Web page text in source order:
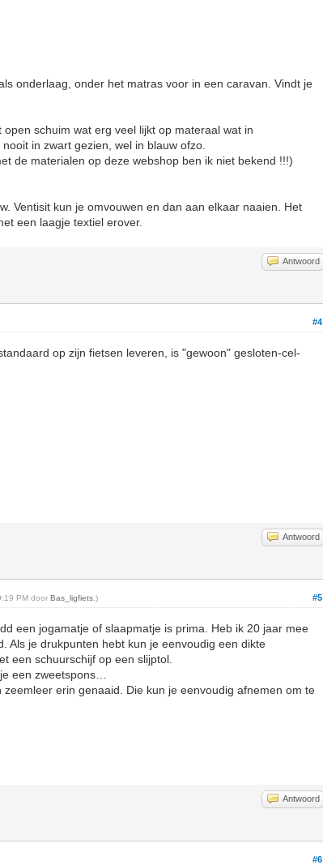
onderlaag, onder het matras voor in een caravan. Vindt je
schuim wat erg veel lijkt op materaal wat in
in zwart gezien, wel in blauw ofzo.
de materialen op deze webshop ben ik niet bekend !!!)
Ventisit kun je omvouwen en dan aan elkaar naaien. Het
een laagje textiel erover.
Antwoord
#4
op zijn fietsen leveren, is "gewoon" gesloten-cel-
Antwoord
#5
PM doorBas_ligfiets .)
een jogamatje of slaapmatje is prima. Heb ik 20 jaar mee
Als je drukpunten hebt kun je eenvoudig een dikte
een schuurschijf op een slijptol.
een zweetspons…
erin genaaid. Die kun je eenvoudig afnemen om te
Antwoord
#6